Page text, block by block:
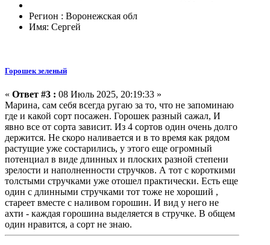
Регион : Воронежская обл
Имя: Сергей
Горошек зеленый
« Ответ #3 : 08 Июль 2025, 20:19:33 »
Марина, сам себя всегда ругаю за то, что не запоминаю
где и какой сорт посажен. Горошек разный сажал, И
явно все от сорта зависит. Из 4 сортов один очень долго
держится. Не скоро наливается и в то время как рядом
растущие уже состарились, у этого еще огромный
потенциал в виде длинных и плоских разной степени
зрелости и наполненности стручков. А тот с короткими
толстыми стручками уже отошел практически. Есть еще
один с длинными стручками тот тоже не хороший ,
стареет вместе с наливом горошин. И вид у него не
ахти - каждая горошина выделяется в стручке. В общем
один нравится, а сорт не знаю.